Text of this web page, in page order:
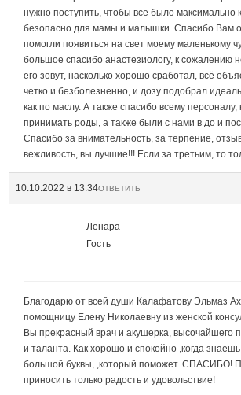
нужно поступить, чтобы все было максимально
безопасно для мамы и малышки. Спасибо Вам
помогли появиться на свет моему маленькому
большое спасибо анастезиологу, к сожалению
его зовут, насколько хорошо сработал, всё
четко и безболезненно, и дозу подобрал
как по маслу. А также спасибо всему
принимать роды, а также были с нами в до и
Спасибо за внимательность, за терпение,
вежливость, вы лучшие!!! Если за третьим, то
10.10.2022 в 13:34ОТВЕТИТЬ
Ленара
Гость
Благодарю от всей души Калафатову Эльмаз
помощницу Елену Николаевну из женской
Вы прекрасный врач и акушерка, высочайшего
и таланта. Как хорошо и спокойно ,когда
большой буквы, ,который поможет. СПАСИБО!
приносить только радость и удовольствие!